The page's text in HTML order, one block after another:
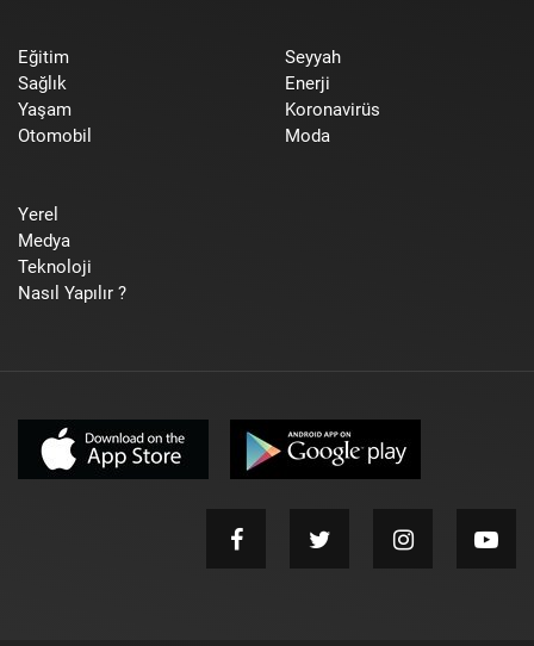
Eğitim
Sağlık
Yaşam
Otomobil
Seyyah
Enerji
Koronavirüs
Moda
Yerel
Medya
Teknoloji
Nasıl Yapılır ?